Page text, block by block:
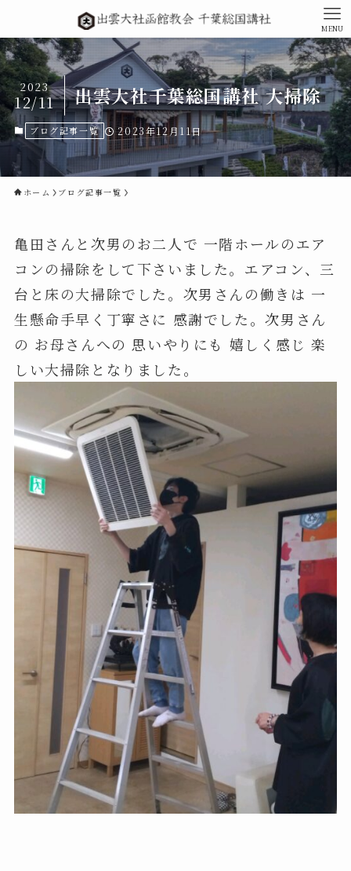
MENU
出雲大社千葉総国講社 大掃除
2023
12/11
ブログ記事一覧 2023年12月11日
ホーム ブログ記事一覧
亀田さんと次男のお二人で 一階ホールのエア
コンの掃除をして下さいました。エアコン、三
台と床の大掃除でした。次男さんの働きは 一
生懸命手早く丁寧さに 感謝でした。次男さん
の お母さんへの 思いやりにも 嬉しく感じ 楽
しい大掃除となりました。